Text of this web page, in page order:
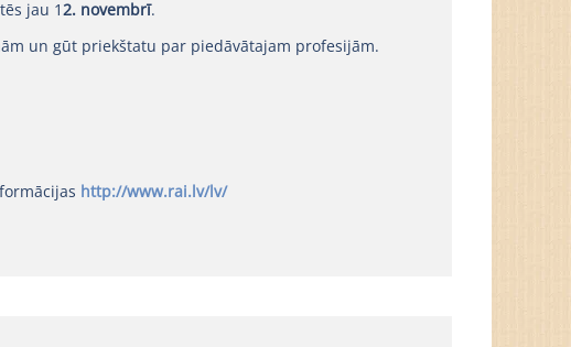
jau 12. novembrī.
un gūt priekštatu par piedāvātajam profesijām.
http://www.rai.lv/lv/